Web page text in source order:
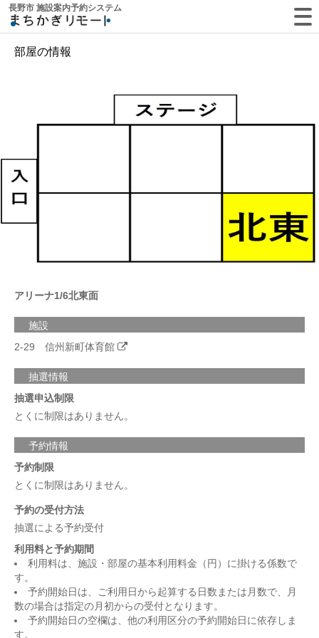
長野市 施設案内予約システム
部屋の情報
アリーナ1/6北東面
施設
2-29 信州新町体育館
抽選情報
抽選申込制限
とくに制限はありません。
予約情報
予約制限
とくに制限はありません。
予約の受付方法
抽選による予約受付
利用料と予約期間
利用料は、施設・部屋の基本利用料金（円）に掛ける係数で
す。
予約開始日は、ご利用日から起算する日数または月数で、月
数の場合は指定の月初からの受付となります。
予約開始日の空欄は、他の利用区分の予約開始日に依存しま
す。